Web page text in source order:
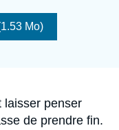
Mo)
laisser penser
de prendre fin.